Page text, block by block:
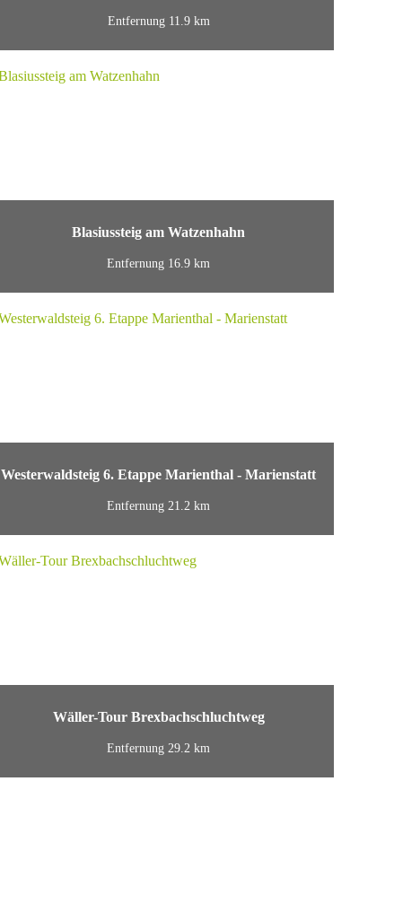
Entfernung 11.9 km
Blasiussteig am Watzenhahn
Entfernung 16.9 km
Westerwaldsteig 6. Etappe Marienthal - Marienstatt
Entfernung 21.2 km
Wäller-Tour Brexbachschluchtweg
Entfernung 29.2 km